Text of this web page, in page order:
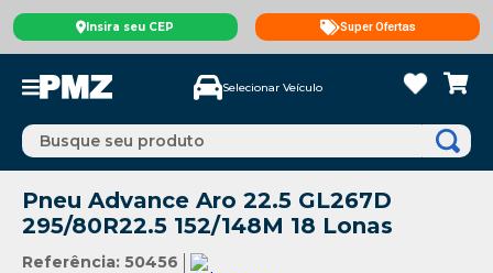
Insira seu CEP Super Ofertas
Selecionar Veículo
Busque seu produto
Pneu Advance Aro 22.5 GL267D
295/80R22.5 152/148M 18 Lonas
Referência: 50456